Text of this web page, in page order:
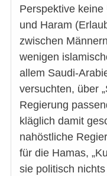
Perspektive keine
und Haram
zwischen
wenigen
allem Saudi-
versuchten, über
Regierung
kläglich damit
nahöstliche
für die Hamas,
sie politisch